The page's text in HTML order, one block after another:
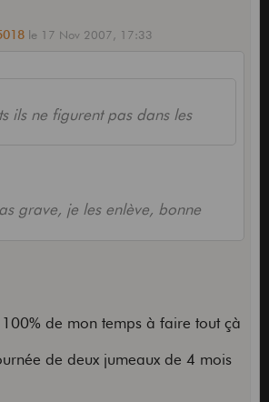
le 17 Nov 2007, 17:33
ils ne figurent pas dans les
grave, je les enlève, bonne
de mon temps à faire tout çà
de deux jumeaux de 4 mois